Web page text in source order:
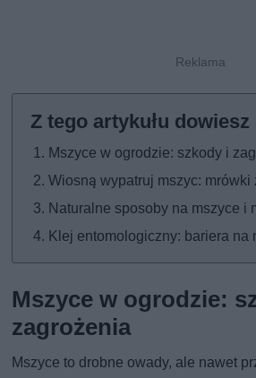
Mszyce w ogrodzie: szkody i
Wiosną wypatruj mszyc: mrówki
Naturalne sposoby na mszyce i
Klej entomologiczny: bariera na
Mszyce w ogrodzie:
zagrożenia
Mszyce to drobne owady, ale nawet